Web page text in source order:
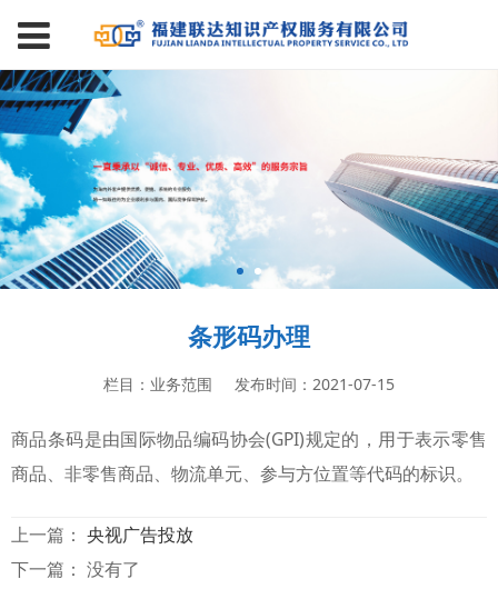
条形码办理
栏目：业务范围 发布时间：2021-07-15
商品条码是由国际物品编码协会(GPI)规定的，用于表示零售
商品、非零售商品、物流单元、参与方位置等代码的标识。
上一篇： 央视广告投放
下一篇： 没有了